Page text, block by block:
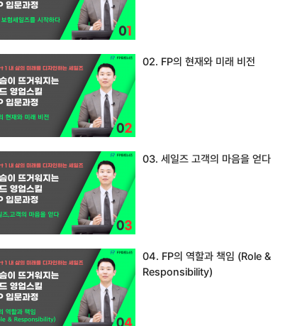
02. FP의 현재와 미래 비전
03. 세일즈 고객의 마음을 얻다
04. FP의 역할과 책임 (Role &
Responsibility)